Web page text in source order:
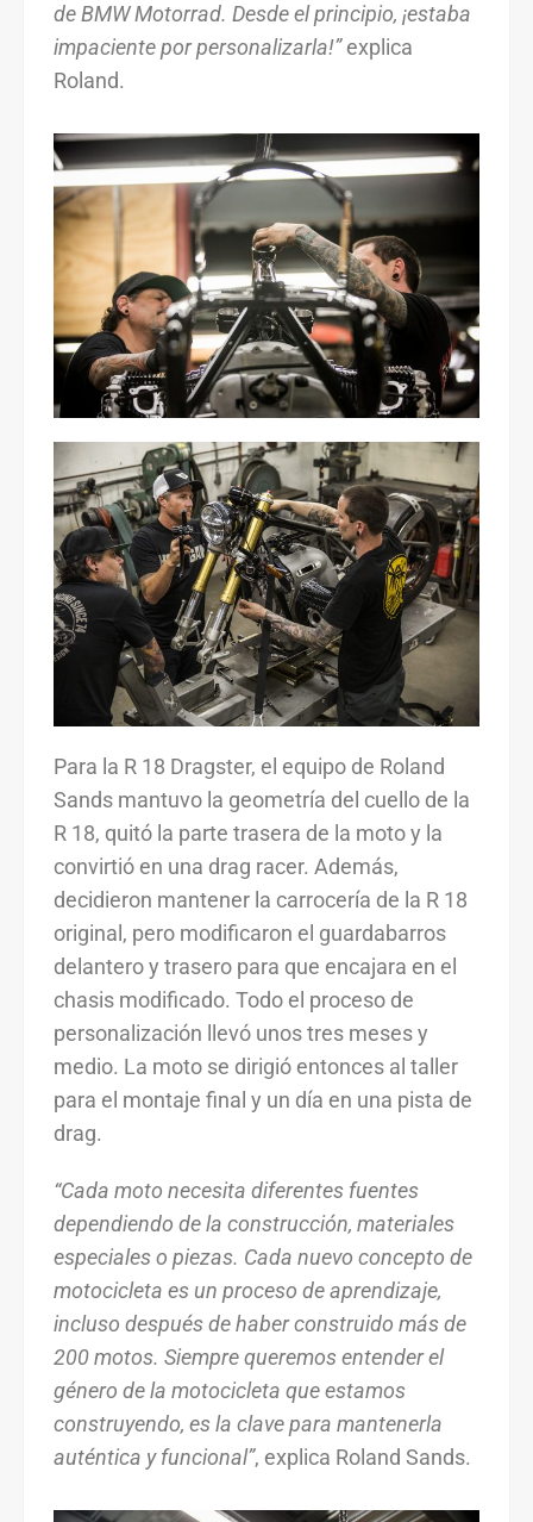
de BMW Motorrad. Desde el principio, ¡estaba
impaciente por personalizarla!”explica
Roland.
Para la R 18 Dragster, el equipo de Roland
Sands mantuvo la geometría del cuello de la
R 18, quitó la parte trasera de la moto y la
convirtió en una drag racer. Además,
decidieron mantener la carrocería de la R 18
original, pero modificaron el guardabarros
delantero y trasero para que encajara en el
chasis modificado. Todo el proceso de
personalización llevó unos tres meses y
medio. La moto se dirigió entonces al taller
para el montaje final y un día en una pista de
drag.
“Cada moto necesita diferentes fuentes
dependiendo de la construcción, materiales
especiales o piezas. Cada nuevo concepto de
motocicleta es un proceso de aprendizaje,
incluso después de haber construido más de
200 motos. Siempre queremos entender el
género de la motocicleta que estamos
construyendo, es la clave para mantenerla
auténtica y funcional”, explica Roland Sands.